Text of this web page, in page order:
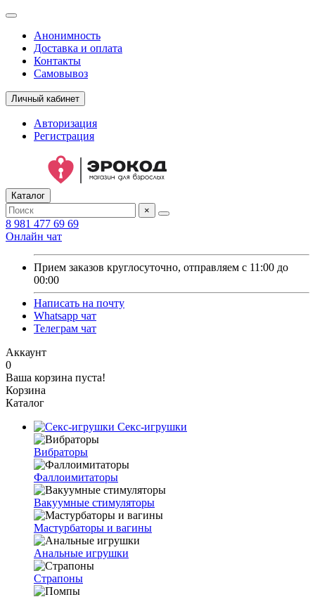
Анонимность
Доставка и оплата
Контакты
Самовывоз
Личный кабинет
Авторизация
Регистрация
Каталог
×
8 981 477 69 69
Онлайн чат
Прием заказов круглосуточно, отправляем с 11:00 до
00:00
Написать на почту
Whatsapp чат
Телеграм чат
Аккаунт
0
Ваша корзина пуста!
Корзина
Каталог
Секс-игрушки
Вибраторы
Фаллоимитаторы
Вакуумные стимуляторы
Мастурбаторы и вагины
Анальные игрушки
Страпоны